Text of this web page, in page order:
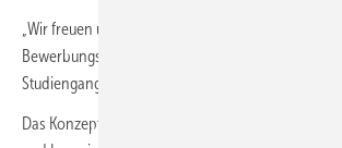
„Wir freuen uns sehr über die sehr gute Resonanz
Bewerbungsphase“, sagt Hans Joachim Hering,
Studiengangs und ehemaliger
Das Konzept von HEAT ist eine Kombination aus